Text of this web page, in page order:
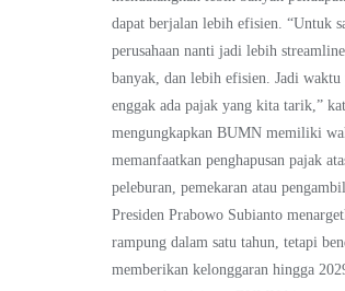
dapat berjalan lebih efisien. “Untuk
perusahaan nanti jadi lebih
banyak, dan lebih efisien. Jadi
enggak ada pajak yang kita tarik,”
mengungkapkan BUMN memiliki
memanfaatkan penghapusan pajak
peleburan, pemekaran atau
Presiden Prabowo Subianto
rampung dalam satu tahun, tetapi
memberikan kelonggaran hingga